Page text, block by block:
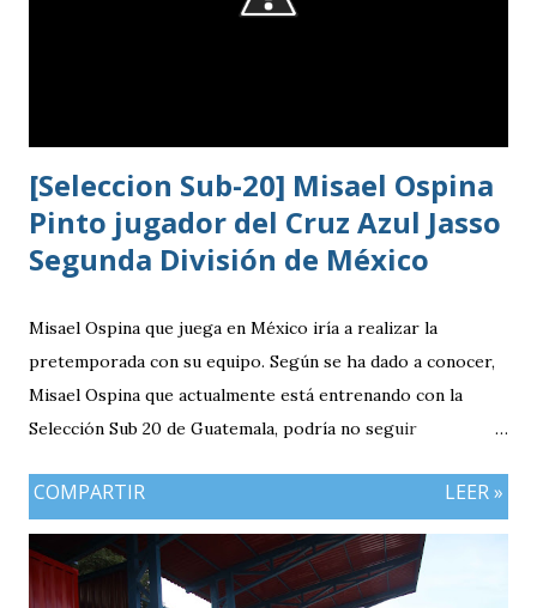
[Seleccion Sub-20] Misael Ospina
Pinto jugador del Cruz Azul Jasso
Segunda División de México
Misael Ospina que juega en México iría a realizar la
pretemporada con su equipo. Según se ha dado a conocer,
Misael Ospina que actualmente está entrenando con la
Selección Sub 20 de Guatemala, podría no seguir
Cruz Azul de México iniciará a realizar su pretemporada.
vivía en Estados Unidos antes de ir a ser una prueba a la
filial del Cruz Azul de México, club al que se vinculó tras
COMPARTIR LEER »